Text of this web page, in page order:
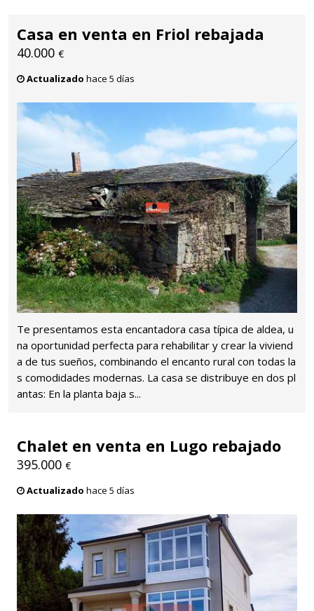
Casa en venta en Friol rebajada
40.000 €
Actualizado hace 5 días
Te presentamos esta encantadora casa típica de aldea, u
na oportunidad perfecta para rehabilitar y crear la viviend
a de tus sueños, combinando el encanto rural con todas la
s comodidades modernas. La casa se distribuye en dos pl
antas: En la planta baja s...
Chalet en venta en Lugo rebajado
395.000 €
Actualizado hace 5 días